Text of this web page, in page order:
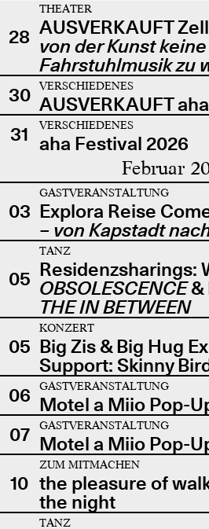
28
THEATER
AUSVERKAUFT
von der Kunst keine
Fahrstuhlmusik zu
30
VERSCHIEDENES
AUSVERKAUFT
31
VERSCHIEDENES
aha Festival 2026
Februar
03
GASTVERANSTALTUNG
Explora Reise
– von Kapstadt
05
TANZ
Residenzsharings:
OBSOLESCENCE&
THE IN BETWEEN
05
KONZERT
Big Zis & Big Hug
Support: Skinny
06
GASTVERANSTALTUNG
Motel a Miio Pop-
07
GASTVERANSTALTUNG
Motel a Miio Pop-
10
ZUM MITMACHEN
the pleasure of
the night
TANZ